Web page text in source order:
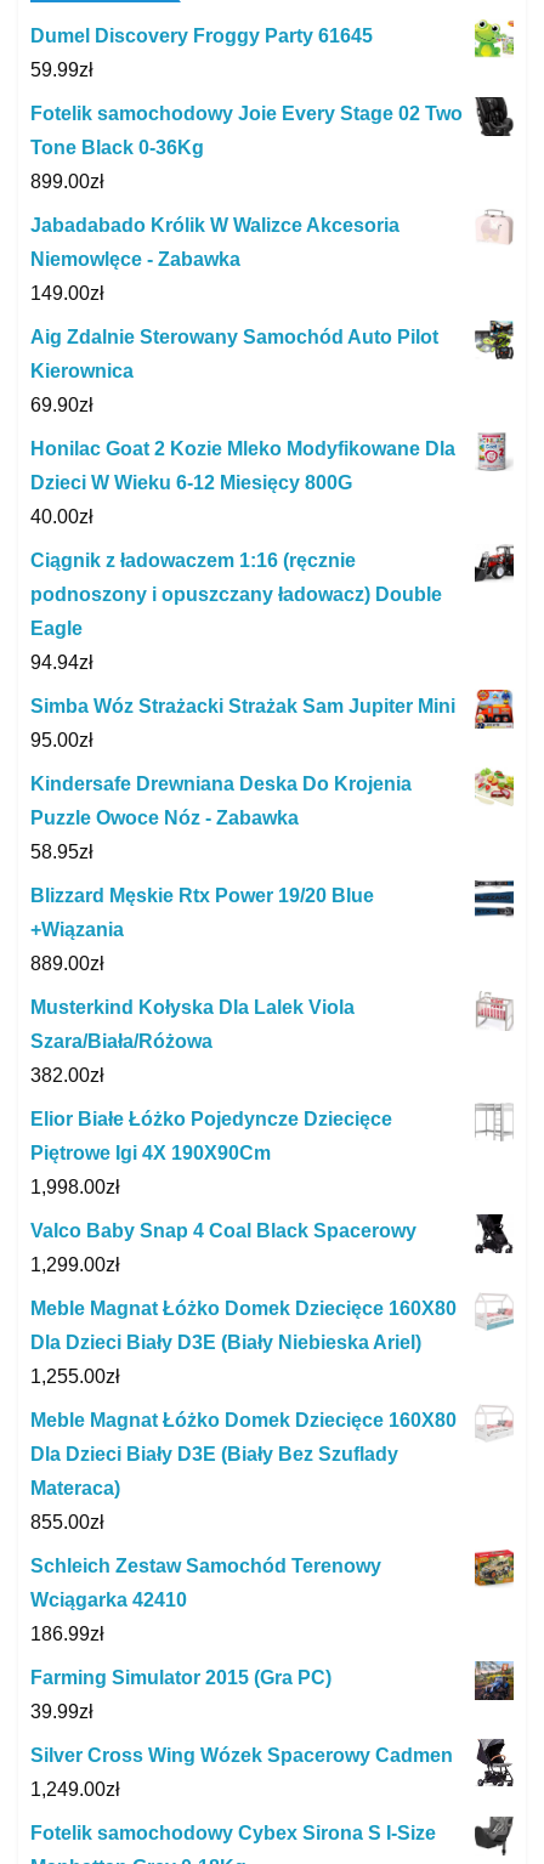
Dumel Discovery Froggy Party 61645
59.99zł
Fotelik samochodowy Joie Every Stage 02 Two
Tone Black 0-36Kg
899.00zł
Jabadabado Królik W Walizce Akcesoria
Niemowlęce - Zabawka
149.00zł
Aig Zdalnie Sterowany Samochód Auto Pilot
Kierownica
69.90zł
Honilac Goat 2 Kozie Mleko Modyfikowane Dla
Dzieci W Wieku 6-12 Miesięcy 800G
40.00zł
Ciągnik z ładowaczem 1:16 (ręcznie
podnoszony i opuszczany ładowacz) Double
Eagle
94.94zł
Simba Wóz Strażacki Strażak Sam Jupiter Mini
95.00zł
Kindersafe Drewniana Deska Do Krojenia
Puzzle Owoce Nóz - Zabawka
58.95zł
Blizzard Męskie Rtx Power 19/20 Blue
+Wiązania
889.00zł
Musterkind Kołyska Dla Lalek Viola
Szara/Biała/Różowa
382.00zł
Elior Białe Łóżko Pojedyncze Dziecięce
Piętrowe Igi 4X 190X90Cm
1,998.00zł
Valco Baby Snap 4 Coal Black Spacerowy
1,299.00zł
Meble Magnat Łóżko Domek Dziecięce 160X80
Dla Dzieci Biały D3E (Biały Niebieska Ariel)
1,255.00zł
Meble Magnat Łóżko Domek Dziecięce 160X80
Dla Dzieci Biały D3E (Biały Bez Szuflady
Materaca)
855.00zł
Schleich Zestaw Samochód Terenowy
Wciągarka 42410
186.99zł
Farming Simulator 2015 (Gra PC)
39.99zł
Silver Cross Wing Wózek Spacerowy Cadmen
1,249.00zł
Fotelik samochodowy Cybex Sirona S I-Size